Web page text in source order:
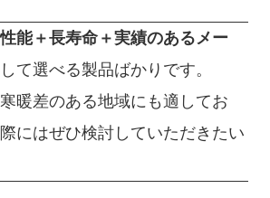
能＋長寿命＋実績のあるメー
て選べる製品ばかりです。
暖差のある地域にも適してお
にはぜひ検討していただきたい